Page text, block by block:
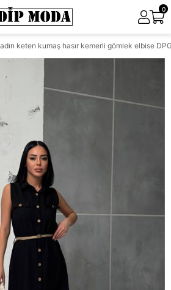
0
keten kumaş hasır kemerli gömlek elbise